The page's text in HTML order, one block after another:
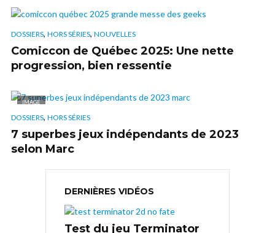
DOSSIERS, HORS SÉRIES, NOUVELLES
Comiccon de Québec 2025: Une nette
progression, bien ressentie
IMAGE
DOSSIERS, HORS SÉRIES
7 superbes jeux indépendants de 2023
selon Marc
DERNIÈRES VIDÉOS
Test du jeu Terminator